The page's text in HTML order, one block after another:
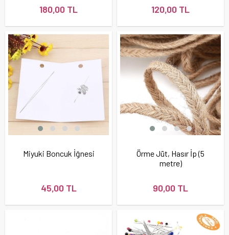
180,00 TL 120,00 TL
Miyuki Boncuk İğnesi
45,00 TL
Örme Jüt, Hasır İp (5
metre)
90,00 TL